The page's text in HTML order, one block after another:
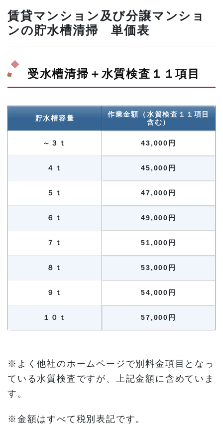
賃貸マンション及び分譲マンショ
ンの貯水槽清掃 単価表
受水槽清掃＋水質検査１１項目
貯水槽容量
作業金額（水質検査１１項目
含む）
～３ｔ 43,000円
４ｔ 45,000円
５ｔ 47,000円
６ｔ 49,000円
７ｔ 51,000円
８ｔ 53,000円
９ｔ 54,000円
１０ｔ 57,000円
※よく他社のホームページで別料金項目となっ
ている水質検査ですが、上記金額に含めていま
す。
※金額はすべて税別表記です。